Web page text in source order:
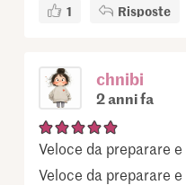
1 Risposte
chnibi
2 anni fa
Veloce da preparare
Veloce da preparare